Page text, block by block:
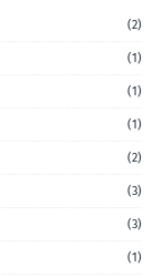
(2)
(1)
(1)
(1)
(2)
(3)
(3)
(1)